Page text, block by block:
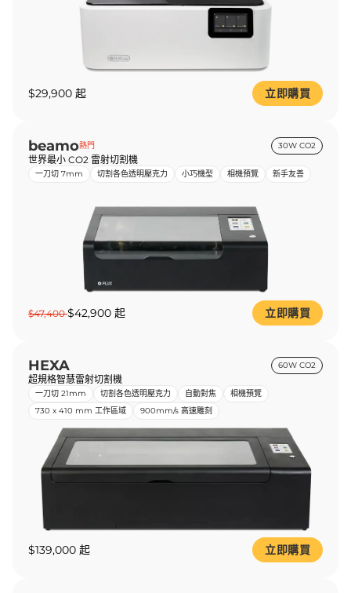
$29,900 起 立即購買
beamo熱門 30W CO2
世界最小 CO2 雷射切割機
一刀切 7mm 切割各色透明壓克力 小巧機型 相機預覽 新手友善
$47,400$42,900 起 立即購買
HEXA 60W CO2
超規格智慧雷射切割機
一刀切 21mm 切割各色透明壓克力 自動對焦
相機預覽
730 x 410 mm 工作區域
900mm/s 高速雕刻
$139,000 起 立即購買